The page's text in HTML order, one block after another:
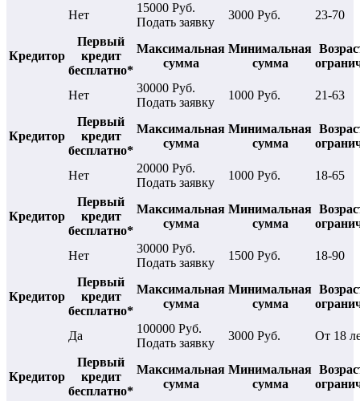
Нет
15000 Руб.
Подать заявку
3000 Руб. 23-70
Кредитор
Первый
кредит
бесплатно*
Максимальная
сумма
Минимальная
сумма
Нет
30000 Руб.
Подать заявку
1000 Руб. 21-63
Кредитор
Первый
кредит
бесплатно*
Максимальная
сумма
Минимальная
сумма
Нет
20000 Руб.
Подать заявку
1000 Руб. 18-65
Кредитор
Первый
кредит
бесплатно*
Максимальная
сумма
Минимальная
сумма
Нет
30000 Руб.
Подать заявку
1500 Руб. 18-90
Кредитор
Первый
кредит
бесплатно*
Максимальная
сумма
Минимальная
сумма
Да
100000 Руб.
Подать заявку
3000 Руб. От 18
Кредитор
Первый
кредит
бесплатно*
Максимальная
сумма
Минимальная
сумма